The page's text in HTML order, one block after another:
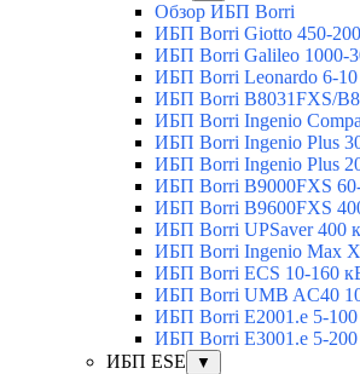
Обзор ИБП Borri
ИБП Borri Giotto 450-
ИБП Borri Galileo 1000-
ИБП Borri Leonardo 6-
ИБП Borri B8031FXS/
ИБП Borri Ingenio
ИБП Borri Ingenio Plus
ИБП Borri Ingenio Plus
ИБП Borri B9000FXS
ИБП Borri B9600FXS
ИБП Borri UPSaver
ИБП Borri Ingenio Max
ИБП Borri ECS 10-160
ИБП Borri UMB AC40
ИБП Borri E2001.e 5-
ИБП Borri E3001.e 5-
ИБП ESE
▼